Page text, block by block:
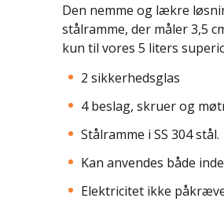
Den nemme og lækre
stålramme, der måler 3,5
kun til vores 5 liters
2 sikkerhedsglas
4 beslag, skruer og
Stålramme i SS 304 stål.
Kan anvendes både
Elektricitet ikke